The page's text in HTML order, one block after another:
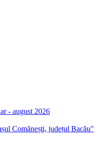
- august 2026
Comănești, județul Bacău"